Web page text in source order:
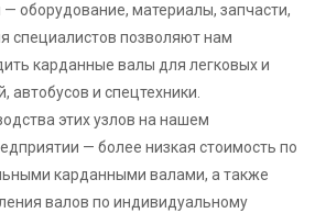
оборудование, материалы, запчасти,
специалистов позволяют нам
карданные валы для легковых и
автобусов и спецтехники.
этих узлов на нашем
— более низкая стоимость по
карданными валами, а также
валов по индивидуальному